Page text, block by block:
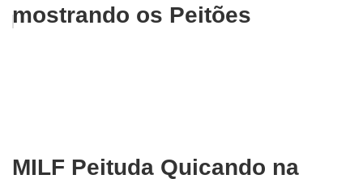
mostrando os Peitões
MILF Peituda Quicando na